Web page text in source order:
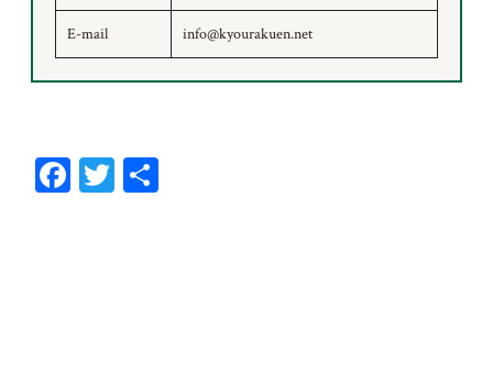
E-mail info@kyourakuen.net
Fa T